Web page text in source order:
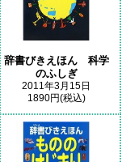
辞書びきえほん 科学
のふしぎ
2011年3月15日
1890円(税込)